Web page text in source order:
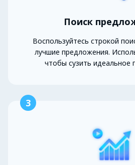
Поиск
Воспользуйтесь строкой
лучшие предложения.
чтобы сузить идеальное
3